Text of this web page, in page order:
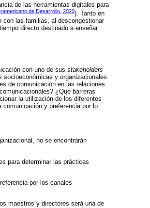
de las herramientas digitales para
de Desarrollo, 2020). Tanto en
con las familias, al descongestionar
directo destinado a enseñar
con uno de sus stakeholders
y organizacionales.
de comunicación en las relaciones
¿Qué barreras
la utilización de los diferentes
y preferencia por lo
no se encontrarán
para determinar las prácticas
por los canales
maestros y directores será una de